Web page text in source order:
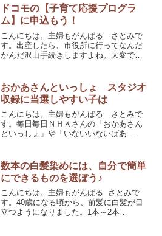
可愛い時期は今だけだ！と思い、産まれ
たての頃は動きもしないの...
ドコモの【子育て応援プログラ
ム】に申込もう！
こんにちは。主婦もがんばる さとみで
す。出産したら、市役所に行ってなんだ
かんだ沢山手続きしますよね。大変です
さんはドコモショップにも行きましょ
う。ドコモの【子育て応援プ...
おかあさんといっしょ スタジオ
収録に当選しやすい子は
こんにちは。主婦もがんばる さとみで
す。毎日毎日ＮＨＫさんの「おかあさん
といっしょ」や「いないいないばあ
な～と思いました。そして、応募した
ら。。。なんと、なんと！当選の...
数本の白髪染めには、自分で簡単
にできるものを選ぼう♪
こんにちは。主婦もがんばる さとみで
す。40歳になる頃から、前髪に白髪が目
立つようになりました。1本～2本